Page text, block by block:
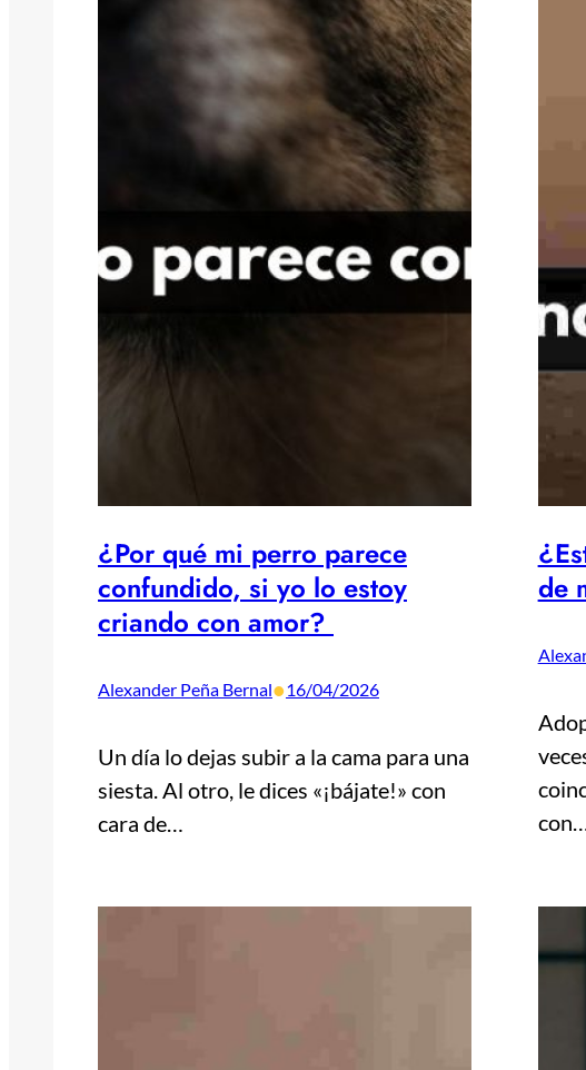
¿Por qué mi perro parece
confundido, si yo lo estoy
criando con amor?
Alexander Peña Bernal•16/04/2026
Un día lo dejas subir a la cama para una
siesta. Al otro, le dices «¡bájate!» con
cara de…
de
con…